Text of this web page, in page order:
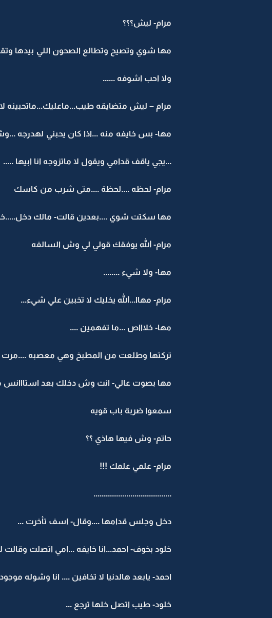
مرام- ليش؟؟؟
مها شوي وتصيح وتطالع الصحون اللي بيدها
ولا احب اشوفه ......
مرام – ليش متضايقه طيب...ماعليك...ماتحبينه لا
مها- بس خايفه منه ...اذا كان يحبني لهدرجه
...يجي ياقف قدامي ويقول لا ماتزوجه انا ابيها .....
مرام- لحظه ....لحظة ....متى شرب من كاسك
مها سكتت شوي ....بعدين قالت- مالك
مرام- الله يوفقك قولي لي وش السالفه
مها- ولا شيء ........
مرام- مهاا...الله يخليك لا تخبين علي شيء...
مها- خلاااص ...ما تفهمين ....
تركتها وطلعت من المطبخ وهي معصبه
مها بصوت عالي- انت وش دخلك بعد استااانس
سمعوا ضربة باب قويه
حاتم- وش فيها هاذي ؟؟
مرام- علمي علمك !!!
......................................
دخل وجلس قدامها ....وقال- اسف تأخرت ...
خلود بخوف- احمد...انا خايفه ...امي اتصلت
احمد- يابعد هالدنيا لا تخافين .... انا وشوله
خلود- طيب اتصل خلها ترجع ...